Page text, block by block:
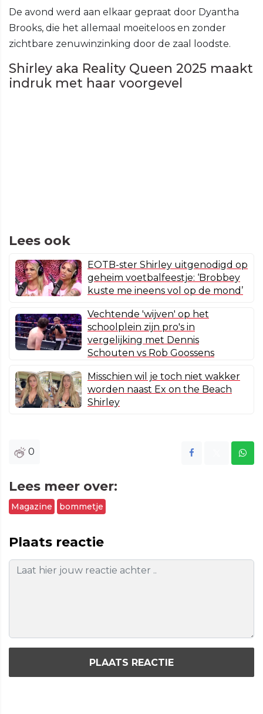
De avond werd aan elkaar gepraat door Dyantha
Brooks, die het allemaal moeiteloos en zonder
zichtbare zenuwinzinking door de zaal loodste.
Shirley aka Reality Queen 2025 maakt
indruk met haar voorgevel
Lees ook
EOTB-ster Shirley uitgenodigd op
geheim voetbalfeestje: ‘Brobbey
kuste me ineens vol op de mond’
Vechtende 'wijven' op het
schoolplein zijn pro's in
vergelijking met Dennis
Schouten vs Rob Goossens
Misschien wil je toch niet wakker
worden naast Ex on the Beach
Shirley
0
Lees meer over:
Magazine bommetje
Plaats reactie
PLAATS REACTIE